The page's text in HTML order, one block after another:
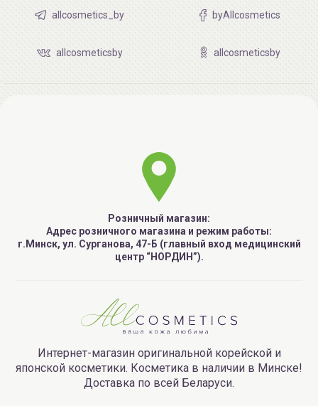
allcosmetics_by byAllcosmetics
allcosmeticsby allcosmeticsby
Розничный магазин:
Адрес розничного магазина и режим работы:
г.Минск, ул. Сурганова, 47-Б (главный вход медицинский
центр “НОРДИН”).
Интернет-магазин оригинальной корейской и
японской косметики. Косметика в наличии в Минске!
Доставка по всей Беларуси.